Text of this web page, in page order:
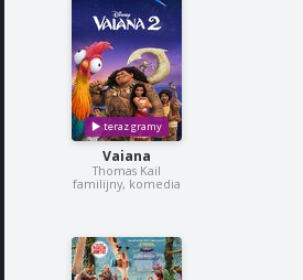
Vaiana
Thomas Kail
familijny, komedia